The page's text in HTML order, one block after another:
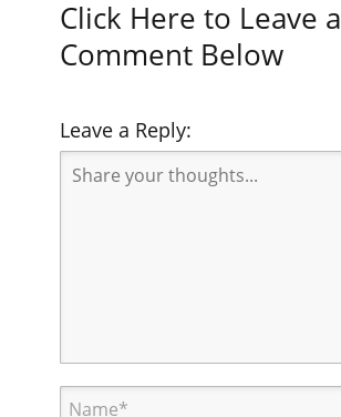
Click Here to Leave a
Comment Below
Leave a Reply: